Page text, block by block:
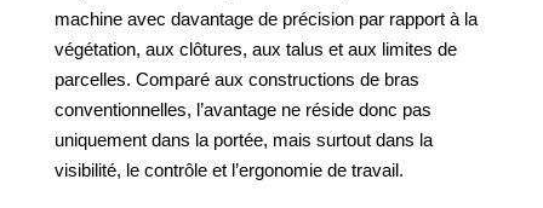
machine avec davantage de précision par rapport à la
végétation, aux clôtures, aux talus et aux limites de
parcelles. Comparé aux constructions de bras
conventionnelles, l’avantage ne réside donc pas
uniquement dans la portée, mais surtout dans la
visibilité, le contrôle et l’ergonomie de travail.